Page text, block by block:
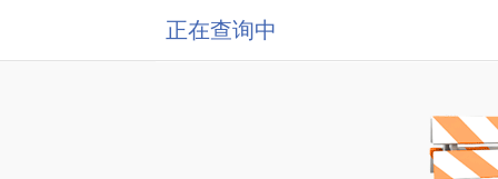
正在查询中